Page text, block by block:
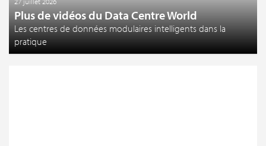
Plus de vidéos du Data Centre World
Les centres de données modulaires intelligents dans la
pratique